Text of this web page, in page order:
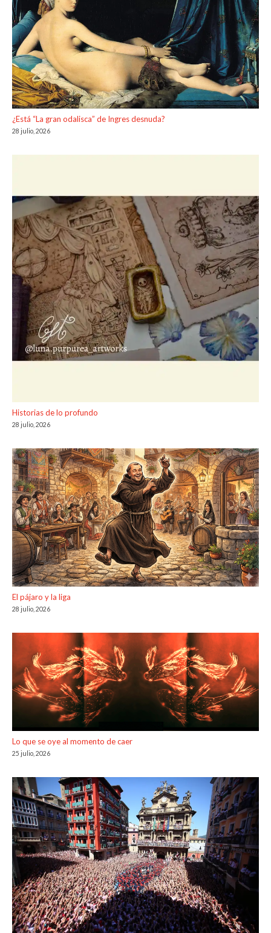
¿Está “La gran odalisca” de Ingres desnuda?
28 julio, 2026
Historias de lo profundo
28 julio, 2026
El pájaro y la liga
28 julio, 2026
Lo que se oye al momento de caer
25 julio, 2026